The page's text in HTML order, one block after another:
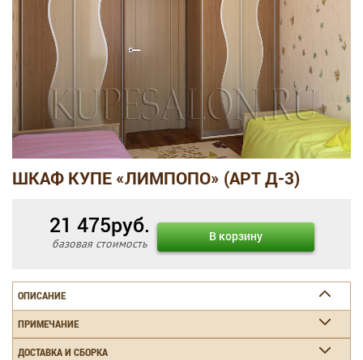
ШКАФ КУПЕ «ЛИМПОПО» (АРТ Д-3)
21 475руб.
базовая стоимость В корзину
ОПИСАНИЕ
ПРИМЕЧАНИЕ
ДОСТАВКА И СБОРКА